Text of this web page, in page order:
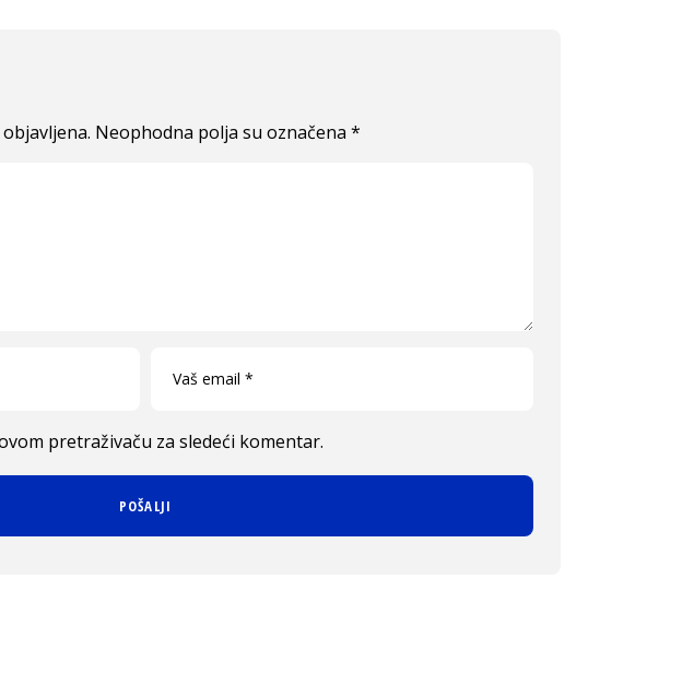
Neophodna polja su označena *
pretraživaču za sledeći komentar.